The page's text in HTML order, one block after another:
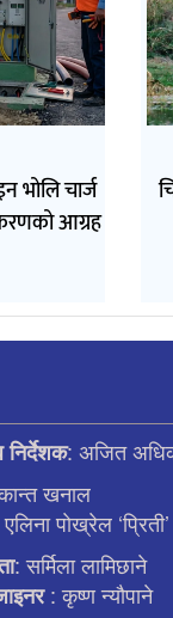
भोलि चार्ज
आग्रह
निर्देशक: अजित
खनाल
पाेख्रेल ‘प्रिती’
: सर्मिला लामिछाने
: कृष्ण न्याैपाने